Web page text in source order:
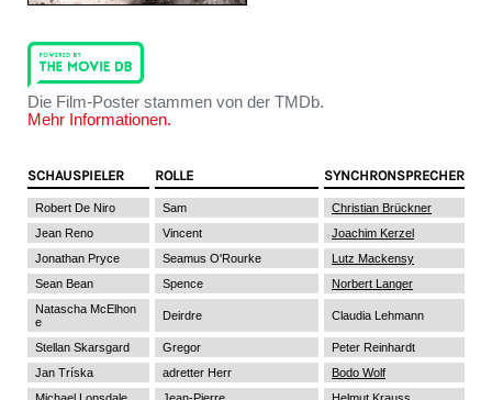
Die Film-Poster stammen von der TMDb.
Mehr Informationen.
SCHAUSPIELER ROLLE SYNCHRONSPRECHER
Robert De Niro Sam
Christian Brückner
Jean Reno
Vincent
Joachim Kerzel
Jonathan Pryce
Seamus O'Rourke
Lutz Mackensy
Sean Bean
Spence
Norbert Langer
Natascha McElhon
e
Deirdre Claudia Lehmann
Stellan Skarsgard Gregor
Peter Reinhardt
Jan Tríska
adretter Herr
Bodo Wolf